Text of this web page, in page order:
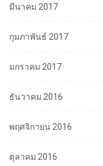
มีนาคม 2017
กุมภาพันธ์ 2017
มกราคม 2017
ธันวาคม 2016
พฤศจิกายน 2016
ตุลาคม 2016